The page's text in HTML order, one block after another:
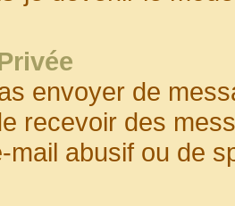
envoyer de
recevoir des
mail abusif ou de